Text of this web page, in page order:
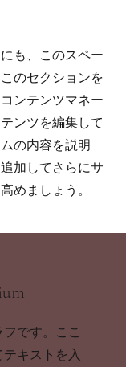
も、このスペー
のセクションを
ンテンツマネー
ンツを編集して
の内容を説明
加してさらにサ
めましょう。
です。ここ
キストを入